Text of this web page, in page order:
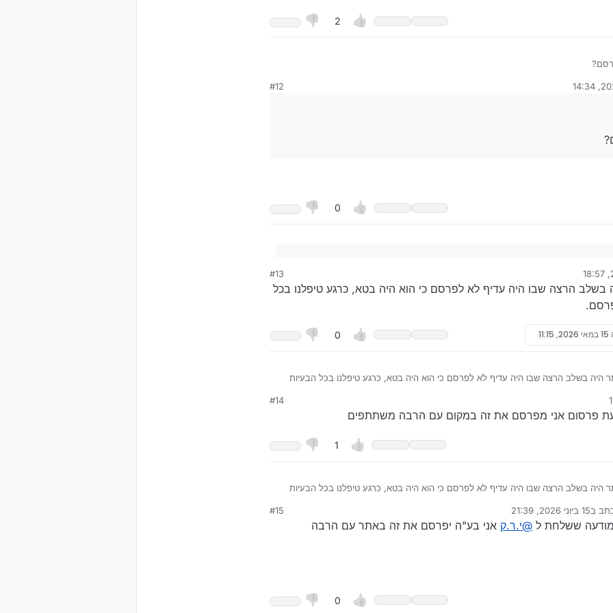
2
ידי
#12
0
כבר לפרסם?
יאיר
#13
בשלב הרצה שבו היה עדיף לא לפרסם כי הוא היה בטא, כרגע טיפלנו בכל
15 במאי 2026, 11:15 0
היה בשלב הרצה שבו היה עדיף לא לפרסם כי הוא היה בטא, כרגע טיפלנו בכל הבעיות
#14
פרסום אני מפרסם את זה במקום עם הרבה משתתפים
1
היה בשלב הרצה שבו היה עדיף לא לפרסם כי הוא היה בטא, כרגע טיפלנו בכל הבעיות
ב15 ביוני 2026, 21:39
נערך לאחרונה על ידי
#15
ששלחת ל @י.ר.ק אני בע"ה יפרסם את זה באתר עם הרבה
0